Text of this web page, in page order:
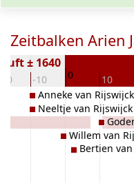
Zeitbalken Arien
-10 0 10
± 1640
Anneke van Rijswijck
Neeltje van Rijswijck
Willem van
Bertien